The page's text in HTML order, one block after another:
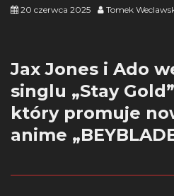
20 czerwca 2025 Tomek
Jax Jones i Ado
singlu „Stay
który promuje
anime